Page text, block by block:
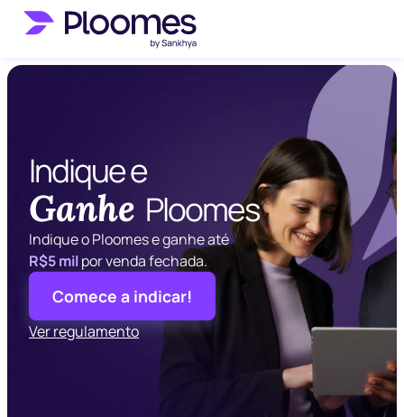
Indique e
Ganhe Ploomes
Indique o Ploomes e ganhe até
R$5 milpor venda fechada.
Comece a indicar!
Ver regulamento